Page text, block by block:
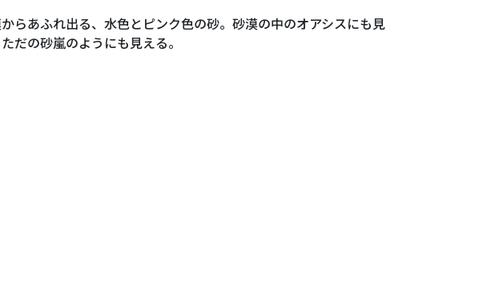
らあふれ出る、水色とピンク色の砂。砂漠の中のオアシスにも見
だの砂嵐のようにも見える。